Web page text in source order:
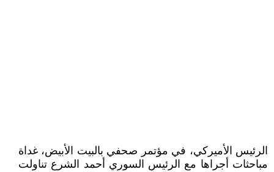
الرئيس الأميركي، في مؤتمر صحفي بالبيت الأبيض، غداة
مباحثات أجراها مع الرئيس السوري أحمد الشرع تناولت